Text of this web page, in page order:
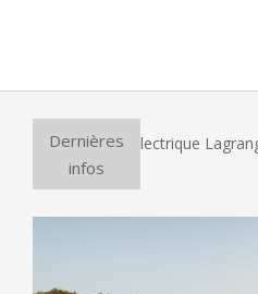
Dernières
infos
à pizza électrique Lagrange :